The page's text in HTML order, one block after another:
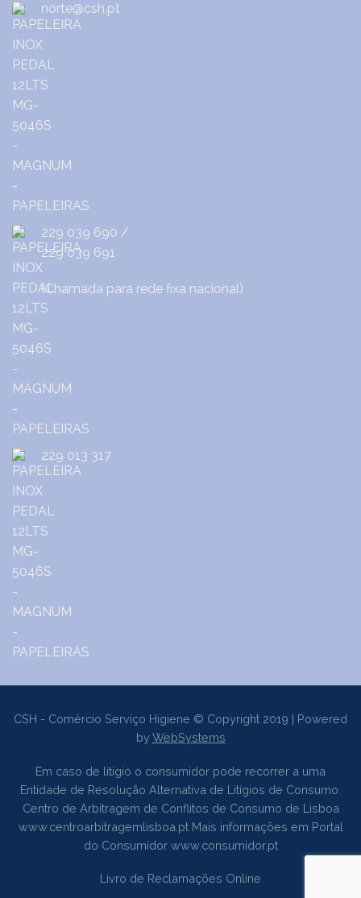
norte@csh.pt
229 039 690 /
229 039 691
(Chamada para rede fixa nacional)
229 013 317
CSH - Comércio Serviço Higiene © Copyright 2019 | Powered
byWebSystems
Em caso de litígio o consumidor pode recorrer a uma
Entidade de Resolução Alternativa de Litígios de Consumo.
Centro de Arbitragem de Conflitos de Consumo de Lisboa
www.centroarbitragemlisboa.ptMais informações em Portal
do Consumidor www.consumidor.pt
Livro de Reclamações Online